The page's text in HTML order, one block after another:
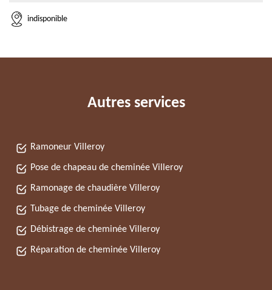
indisponible
Autres services
Ramoneur Villeroy
Pose de chapeau de cheminée Villeroy
Ramonage de chaudière Villeroy
Tubage de cheminée Villeroy
Débistrage de cheminée Villeroy
Réparation de cheminée Villeroy